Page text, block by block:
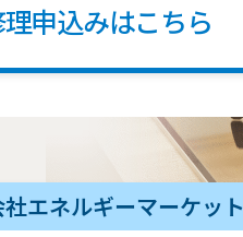
申込みはこちら
エネルギーマーケット